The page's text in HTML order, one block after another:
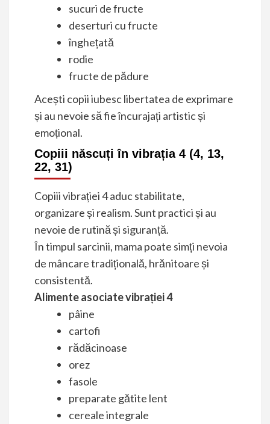
sucuri de fructe
deserturi cu fructe
înghețată
rodie
fructe de pădure
Acești copii iubesc libertatea de exprimare
și au nevoie să fie încurajați artistic și
emoțional.
Copiii născuți în vibrația 4 (4, 13,
22, 31)
Copiii vibrației 4 aduc stabilitate,
organizare și realism. Sunt practici și au
nevoie de rutină și siguranță.
În timpul sarcinii, mama poate simți nevoia
de mâncare tradițională, hrănitoare și
consistentă.
Alimente asociate vibrației 4
pâine
cartofi
rădăcinoase
orez
fasole
preparate gătite lent
cereale integrale